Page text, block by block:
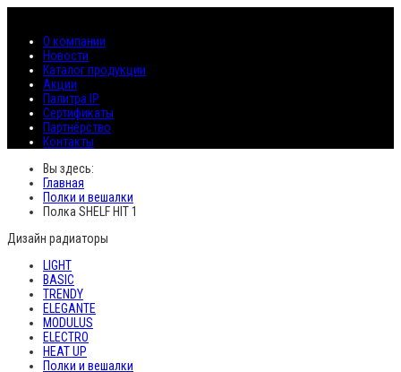
О компании
Новости
Каталог продукции
Акции
Палитра IP
Сертификаты
Партнёрство
Контакты
Вы здесь:
Главная
Полки и вешалки
Полка SHELF HIT 1
Дизайн радиаторы
LIGHT
BASIC
TRENDY
ELEGANTE
MODULUS
ELECTRO
HEAT UP
Полки и вешалки